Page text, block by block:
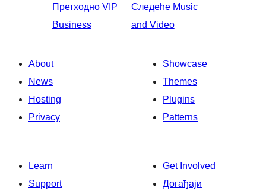
Претходно VIP
Business
Следеће Music
and Video
About
News
Hosting
Privacy
Showcase
Themes
Plugins
Patterns
Learn
Support
Get Involved
Догађаји